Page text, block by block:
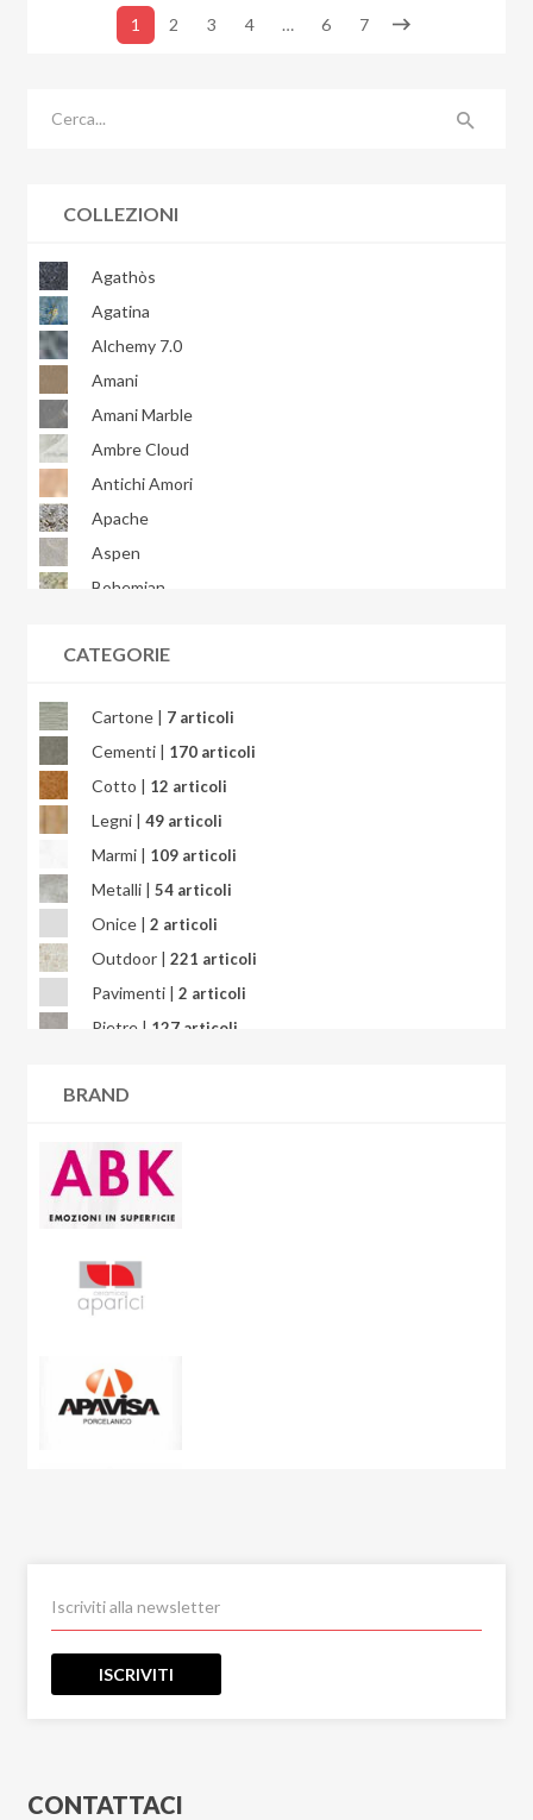
COLLEZIONI
Agathòs
Agatina
Alchemy 7.0
Amani
Amani Marble
Ambre Cloud
Antichi Amori
Apache
Aspen
Bohemian
Brera
Bright Precious
Calacatta
Calacatta Africa
Calacatta Gold
Calacatta Oceanic
Calacatta Splendido
Calacatta Viola
Calcarea
Campigiane
Cardosia
Cart
Carton
Cashmere
City Plaster
Concept
Corten
Crystal Sea
Elements
Emerald Paris
Essenze
CATEGORIE
Cartone | 7 articoli
Cementi | 170 articoli
Cotto | 12 articoli
Legni |49 articoli
Marmi | 109 articoli
Metalli |54 articoli
Onice |2 articoli
Outdoor |221 articoli
Pavimenti |2 articoli
Pietre | 127 articoli
Resina |
Wallart |45 articoli
BRAND
1 2 3 4 … 6 7
ISCRIVITI
CONTATTACI